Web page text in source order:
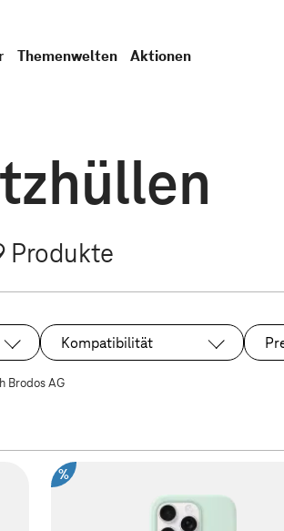
Themenwelten Aktionen
Produkte
Kompatibilität
Brodos AG
%